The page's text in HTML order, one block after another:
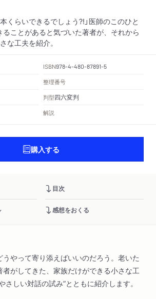
くらいできるでしょう?!」医師のこのひと
ことがあると気づいた著者が、それから
な工夫を紹介。
ISBN978-4-480-87891-5
整理番号
判型四六変判
解説
購入する
目次
感想をおくる
やって寄り添えばいいのだろう。老いた
者がしてきた、家族だけができる小さな工
さしい対話の試み”とともに紹介します。